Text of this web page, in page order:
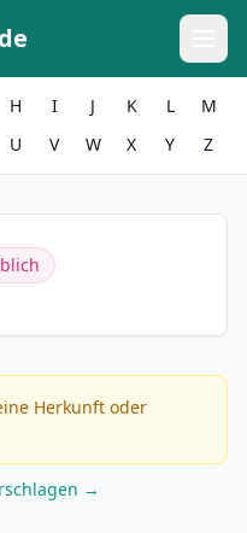
H I J K L
M
U V W X Y Z
Herkunft oder
→